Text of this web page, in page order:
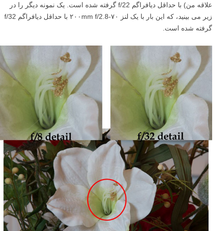
علاقه من) با حداقل دیافراگم f/22 گرفته شده است. یک نمونه دیگر را در
زیر می بینید، که این بار با یک لنز ۷۰-۲۰۰mm f/2.8 با حداقل دیافراگم f/32
گرفته شده است.